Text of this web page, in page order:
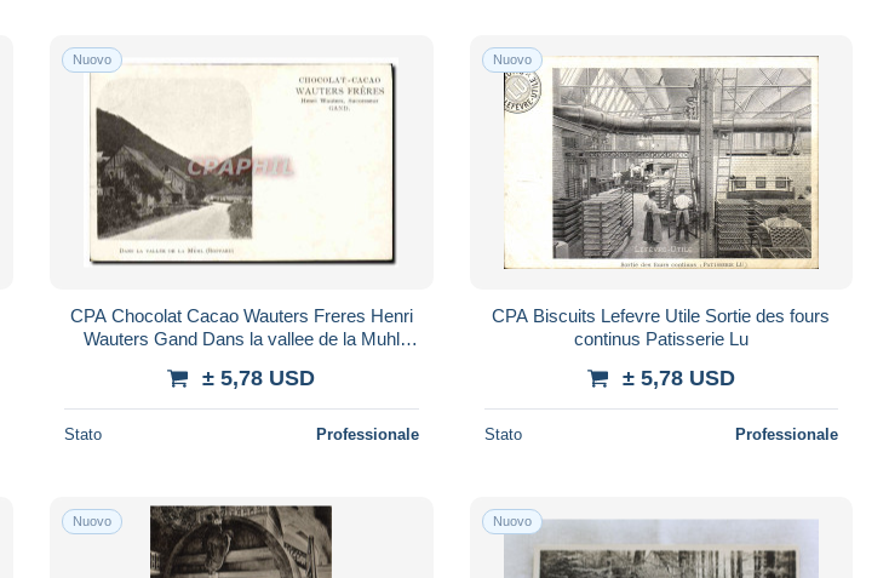
Nuovo
CPA Chocolat Cacao Wauters Freres Henri
Wauters Gand Dans la vallee de la Muhl
± 5,78 USD
Stato Professionale
Nuovo
CPA Biscuits Lefevre Utile Sortie des fours
continus Patisserie Lu
± 5,78 USD
Stato Professionale
Nuovo Nuovo